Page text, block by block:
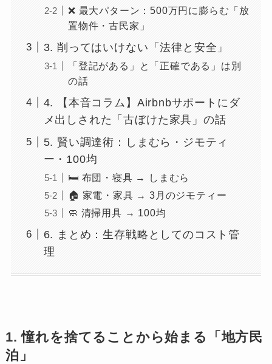
❌ 最大パターン：500万円に膨らむ「放
置物件・古民家」
3. 削ってはいけない「法律と安全」
「登記がある」と「正確である」は別
の話
4. 【本音コラム】Airbnbサポートにダ
メ出しされた「古ぼけた家具」の話
5. 賢い調達術：しまむら・ジモティ
ー・100均
🛏 布団・寝具 → しまむら
🏠 家電・家具 → 3月のジモティー
🧼 清掃用具 → 100均
6. まとめ：生存戦略としてのコスト管
理
1. 憧れを捨てることから始まる「地方民
泊」